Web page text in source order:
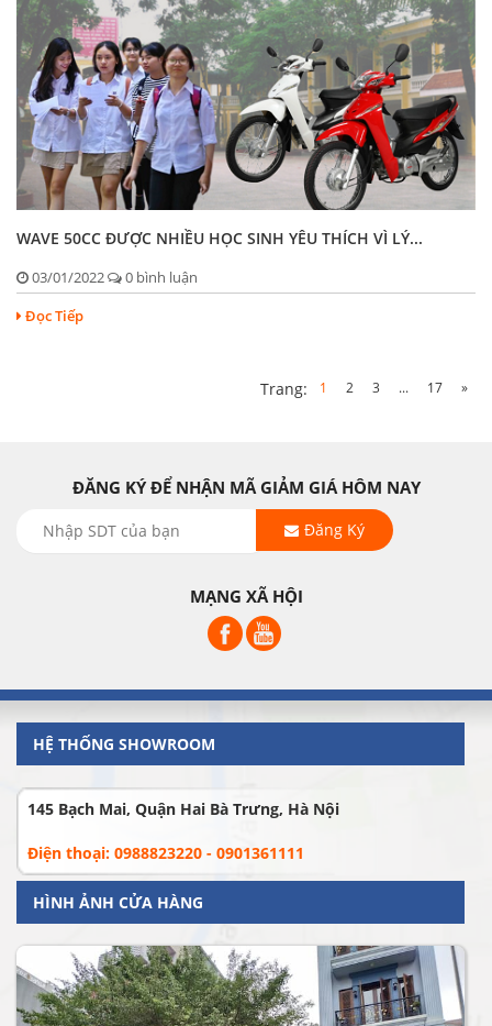
WAVE 50CC ĐƯỢC NHIỀU HỌC SINH YÊU THÍCH VÌ LÝ...
03/01/2022
0 bình luận
Đọc Tiếp
Trang: 1 2 3 ... 17 »
ĐĂNG KÝ ĐỂ NHẬN MÃ GIẢM GIÁ HÔM NAY
Đăng Ký
MẠNG XÃ HỘI
HỆ THỐNG SHOWROOM
145 Bạch Mai, Quận Hai Bà Trưng, Hà Nội
Điện thoại: 0988823220 - 0901361111
HÌNH ẢNH CỬA HÀNG